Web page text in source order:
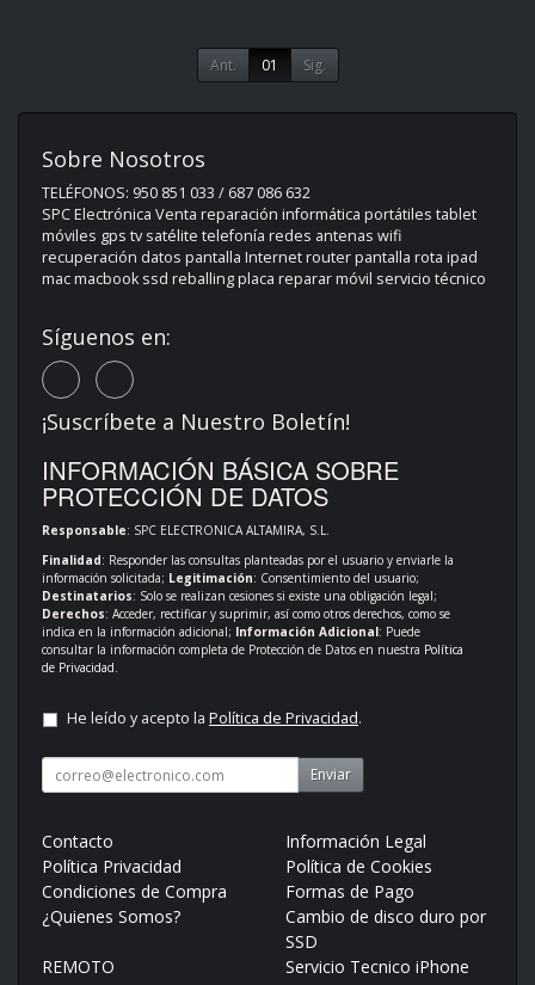
Ant. 01 Sig.
Sobre Nosotros
TELÉFONOS: 950 851 033 / 687 086 632
SPC Electrónica Venta reparación informática portátiles tablet
móviles gps tv satélite telefonía redes antenas wifi
recuperación datos pantalla Internet router pantalla rota ipad
mac macbook ssd reballing placa reparar móvil servicio técnico
Síguenos en:
¡Suscríbete a Nuestro Boletín!
INFORMACIÓN BÁSICA SOBRE
PROTECCIÓN DE DATOS
Responsable: SPC ELECTRONICA ALTAMIRA, S.L.
Finalidad: Responder las consultas planteadas por el usuario y enviarle la
información solicitada; Legitimación: Consentimiento del usuario;
Destinatarios: Solo se realizan cesiones si existe una obligación legal;
Derechos: Acceder, rectificar y suprimir, así como otros derechos, como se
indica en la información adicional; Información Adicional: Puede
consultar la información completa de Protección de Datos en nuestra Política
de Privacidad.
He leído y acepto la Política de Privacidad.
Enviar
Contacto
Información Legal
Política Privacidad
Política de Cookies
Condiciones de Compra
Formas de Pago
¿Quienes Somos?
Cambio de disco duro por
SSD
REMOTO
Servicio Tecnico iPhone